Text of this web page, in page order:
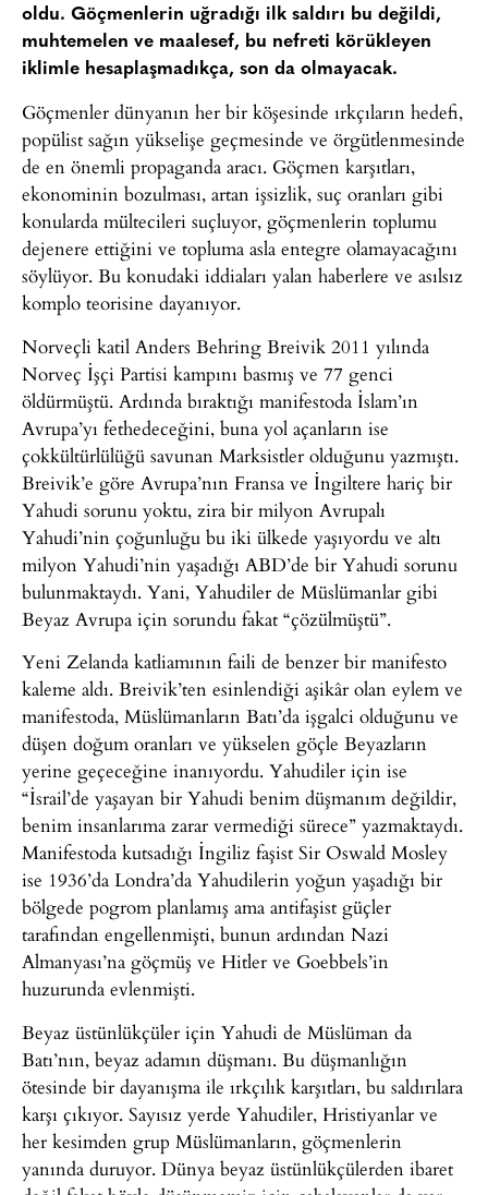
oldu. Göçmenlerin uğradığı ilk saldırı bu değildi,
muhtemelen ve maalesef, bu nefreti körükleyen
iklimle hesaplaşmadıkça, son da olmayacak.
Göçmenler dünyanın her bir köşesinde ırkçıların hedefi,
popülist sağın yükselişe geçmesinde ve örgütlenmesinde
de en önemli propaganda aracı. Göçmen karşıtları,
ekonominin bozulması, artan işsizlik, suç oranları gibi
konularda mültecileri suçluyor, göçmenlerin toplumu
dejenere ettiğini ve topluma asla entegre olamayacağını
söylüyor. Bu konudaki iddiaları yalan haberlere ve asılsız
komplo teorisine dayanıyor.
Norveçli katil Anders Behring Breivik 2011 yılında
Norveç İşçi Partisi kampını basmış ve 77 genci
öldürmüştü. Ardında bıraktığı manifestoda İslam’ın
Avrupa’yı fethedeceğini, buna yol açanların ise
çokkültürlülüğü savunan Marksistler olduğunu yazmıştı.
Breivik’e göre Avrupa’nın Fransa ve İngiltere hariç bir
Yahudi sorunu yoktu, zira bir milyon Avrupalı
Yahudi’nin çoğunluğu bu iki ülkede yaşıyordu ve altı
milyon Yahudi’nin yaşadığı ABD’de bir Yahudi sorunu
bulunmaktaydı. Yani, Yahudiler de Müslümanlar gibi
Beyaz Avrupa için sorundu fakat “çözülmüştü”.
Yeni Zelanda katliamının faili de benzer bir manifesto
kaleme aldı. Breivik’ten esinlendiği aşikâr olan eylem ve
manifestoda, Müslümanların Batı’da işgalci olduğunu ve
düşen doğum oranları ve yükselen göçle Beyazların
yerine geçeceğine inanıyordu. Yahudiler için ise
“İsrail’de yaşayan bir Yahudi benim düşmanım değildir,
benim insanlarıma zarar vermediği sürece” yazmaktaydı.
Manifestoda kutsadığı İngiliz faşist Sir Oswald Mosley
ise 1936’da Londra’da Yahudilerin yoğun yaşadığı bir
bölgede pogrom planlamış ama antifaşist güçler
tarafından engellenmişti, bunun ardından Nazi
Almanyası’na göçmüş ve Hitler ve Goebbels’in
huzurunda evlenmişti.
Beyaz üstünlükçüler için Yahudi de Müslüman da
Batı’nın, beyaz adamın düşmanı. Bu düşmanlığın
ötesinde bir dayanışma ile ırkçılık karşıtları, bu saldırılara
karşı çıkıyor. Sayısız yerde Yahudiler, Hristiyanlar ve
her kesimden grup Müslümanların, göçmenlerin
yanında duruyor. Dünya beyaz üstünlükçülerden ibaret